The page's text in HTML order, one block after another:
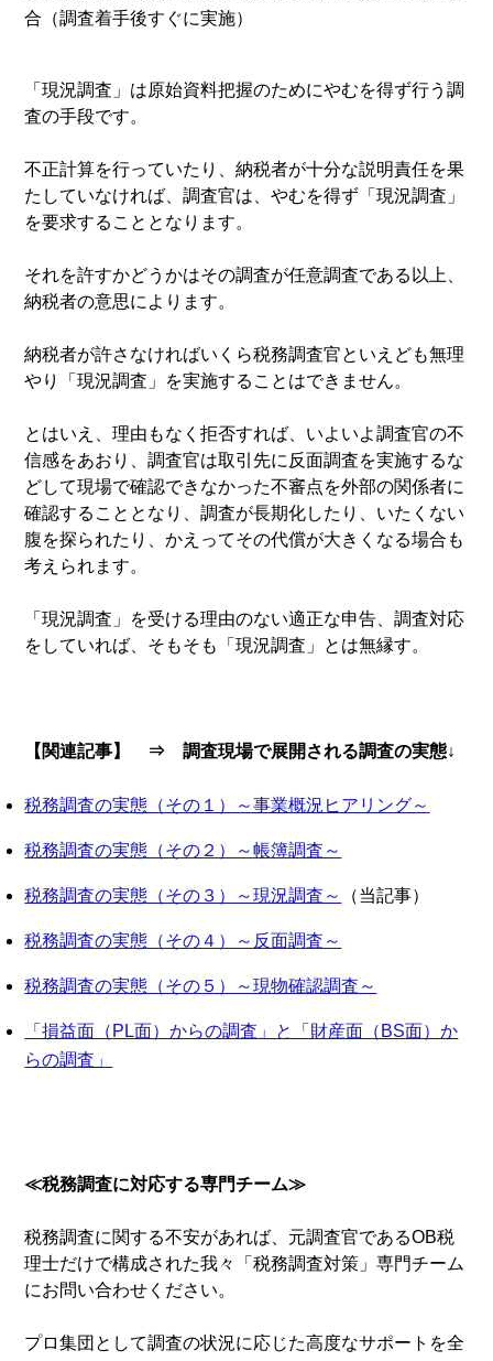
合（調査着手後すぐに実施）
「現況調査」は原始資料把握のためにやむを得ず行う調
査の手段です。
不正計算を行っていたり、納税者が十分な説明責任を果
たしていなければ、調査官は、やむを得ず「現況調査」
を要求することとなります。
それを許すかどうかはその調査が任意調査である以上、
納税者の意思によります。
納税者が許さなければいくら税務調査官といえども無理
やり「現況調査」を実施することはできません。
とはいえ、理由もなく拒否すれば、いよいよ調査官の不
信感をあおり、調査官は取引先に反面調査を実施するな
どして現場で確認できなかった不審点を外部の関係者に
確認することとなり、調査が長期化したり、いたくない
腹を探られたり、かえってその代償が大きくなる場合も
考えられます。
「現況調査」を受ける理由のない適正な申告、調査対応
をしていれば、そもそも「現況調査」とは無縁す。
【関連記事】 ⇒ 調査現場で展開される調査の実態↓
税務調査の実態（その１）～事業概況ヒアリング～
税務調査の実態（その２）～帳簿調査～
税務調査の実態（その３）～現況調査～ （当記事）
税務調査の実態（その４）～反面調査～
税務調査の実態（その５）～現物確認調査～
「損益面（PL面）からの調査」と「財産面（BS面）か
らの調査」
≪税務調査に対応する専門チーム≫
税務調査に関する不安があれば、元調査官であるOB税
理士だけで構成された我々「税務調査対策」専門チーム
にお問い合わせください。
プロ集団として調査の状況に応じた高度なサポートを全